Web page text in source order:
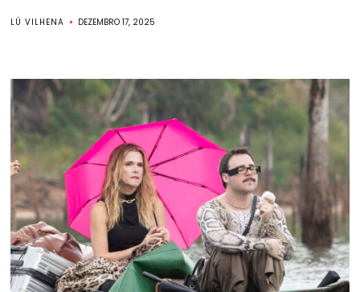
LÚ VILHENA DEZEMBRO 17, 2025